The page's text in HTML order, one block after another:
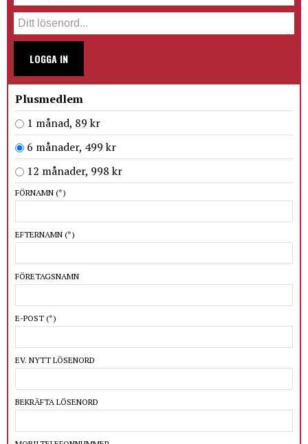
LOGGA IN
Plusmedlem
1 månad, 89 kr
6 månader, 499 kr
12 månader, 998 kr
FÖRNAMN (*)
EFTERNAMN (*)
FÖRETAGSNAMN
E-POST (*)
EV. NYTT LÖSENORD
BEKRÄFTA LÖSENORD